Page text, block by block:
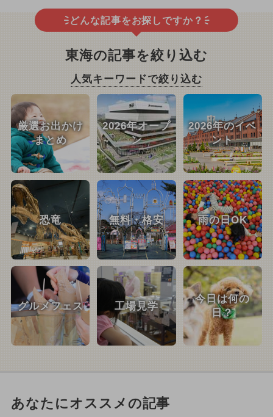
どんな記事をお探しですか？
東海の記事を絞り込む
人気キーワードで絞り込む
厳選お出かけ
まとめ
2026年オープ
ン
2026年のイベ
ント
恐竜 無料・格安 雨の日OK
グルメフェス 工場見学
今日は何の
日？
あなたにオススメの記事